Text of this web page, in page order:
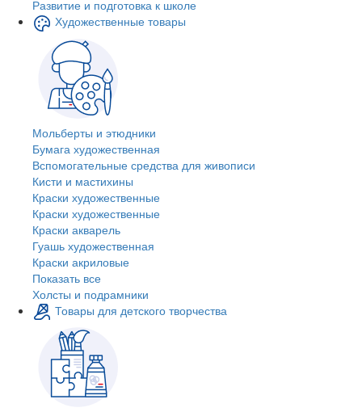
Развитие и подготовка к школе
Художественные товары
Мольберты и этюдники
Бумага художественная
Вспомогательные средства для живописи
Кисти и мастихины
Краски художественные
Краски художественные
Краски акварель
Гуашь художественная
Краски акриловые
Показать все
Холсты и подрамники
Товары для детского творчества